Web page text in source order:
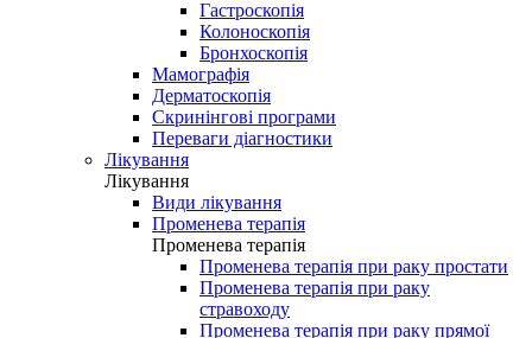
Гастроскопія
Колоноскопія
Бронхоскопія
Мамографія
Дерматоскопія
Скринінгові програми
Переваги діагностики
Лікування
Лікування
Види лікування
Променева терапія
Променева терапія
Променева терапія при раку простати
Променева терапія при раку
стравоходу
Променева терапія при раку прямої